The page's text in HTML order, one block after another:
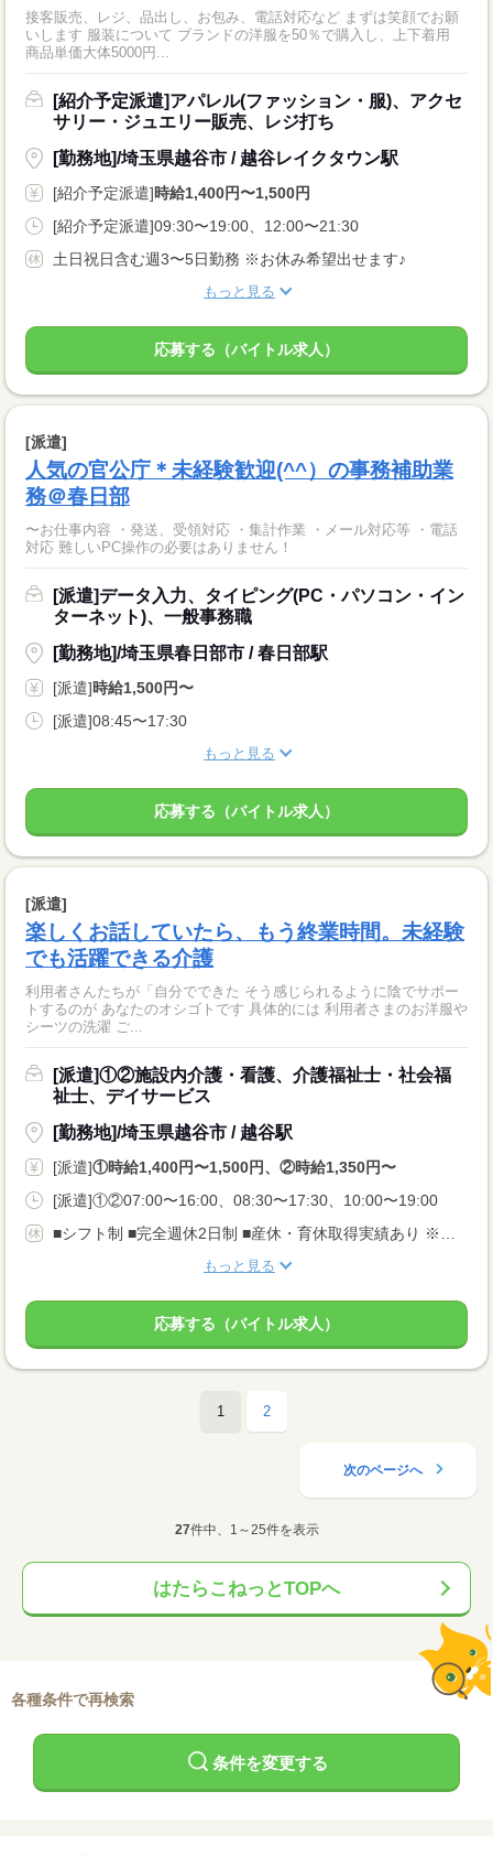
接客販売、レジ、品出し、お包み、電話対応など まずは笑顔でお願
いします 服装について ブランドの洋服を50％で購入し、上下着用
商品単価大体5000円...
[紹介予定派遣]アパレル(ファッション・服)、アクセ
サリー・ジュエリー販売、レジ打ち
[勤務地]/埼玉県越谷市 / 越谷レイクタウン駅
[紹介予定派遣]時給1,400円〜1,500円
[紹介予定派遣]09:30〜19:00、12:00〜21:30
土日祝日含む週3〜5日勤務 ※お休み希望出せます♪
もっと見る
応募する（バイトル求人）
[派遣]
人気の官公庁＊未経験歓迎(^^）の事務補助業
務＠春日部
〜お仕事内容 ・発送、受領対応 ・集計作業 ・メール対応等 ・電話
対応 難しいPC操作の必要はありません！
[派遣]データ入力、タイピング(PC・パソコン・イン
ターネット)、一般事務職
[勤務地]/埼玉県春日部市 / 春日部駅
[派遣]時給1,500円〜
[派遣]08:45〜17:30
もっと見る
応募する（バイトル求人）
[派遣]
楽しくお話していたら、もう終業時間。未経験
でも活躍できる介護
利用者さんたちが「自分でできた そう感じられるように陰でサポー
トするのが あなたのオシゴトです 具体的には 利用者さまのお洋服や
シーツの洗濯 ご...
[派遣]①②施設内介護・看護、介護福祉士・社会福
祉士、デイサービス
[勤務地]/埼玉県越谷市 / 越谷駅
[派遣]①時給1,400円〜1,500円、②時給1,350円〜
[派遣]①②07:00〜16:00、08:30〜17:30、10:00〜19:00
■シフト制 ■完全週休2日制 ■産休・育休取得実績あり ※Wワークの場合、当社と合わせて法定労働時間の週40時間を超えてしまう方は応募出来ません。
もっと見る
応募する（バイトル求人）
1 2
次のページへ
27件中、1～25件を表示
はたらこねっとTOPへ
各種条件で再検索
条件を変更する